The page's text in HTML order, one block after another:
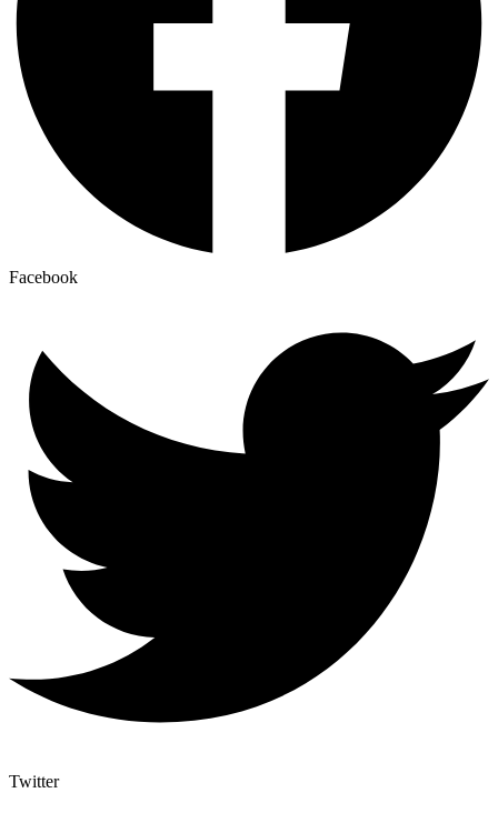
Facebook
Twitter